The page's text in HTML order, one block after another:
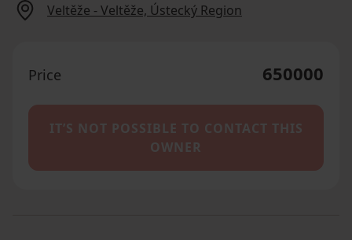
Veltěže - Veltěže, Ústecký Region
Price 650000
IT’S NOT POSSIBLE TO CONTACT THIS
OWNER